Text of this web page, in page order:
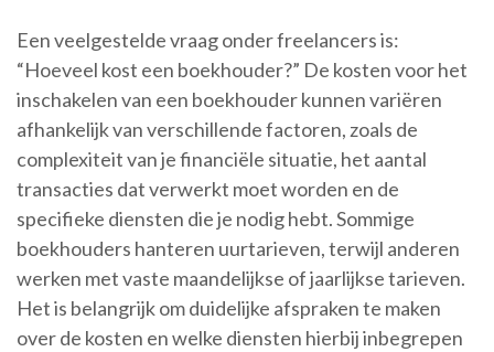
Een veelgestelde vraag onder freelancers is:
“Hoeveel kost een boekhouder?” De kosten voor het
inschakelen van een boekhouder kunnen variëren
afhankelijk van verschillende factoren, zoals de
complexiteit van je financiële situatie, het aantal
transacties dat verwerkt moet worden en de
specifieke diensten die je nodig hebt. Sommige
boekhouders hanteren uurtarieven, terwijl anderen
werken met vaste maandelijkse of jaarlijkse tarieven.
Het is belangrijk om duidelijke afspraken te maken
over de kosten en welke diensten hierbij inbegrepen